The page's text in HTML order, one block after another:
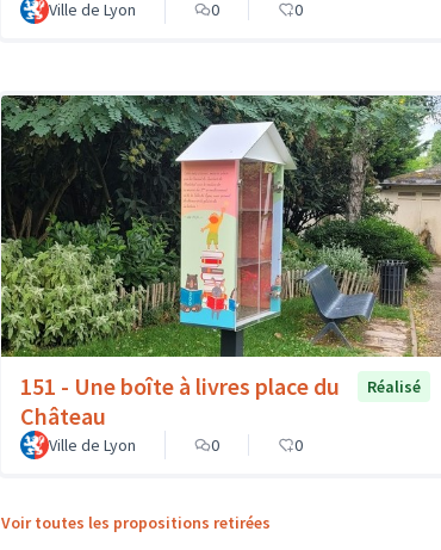
Ville de Lyon 0 0
151 - Une boîte à livres place du
Château
Réalisé
Ville de Lyon 0 0
Voir toutes les propositions retirées